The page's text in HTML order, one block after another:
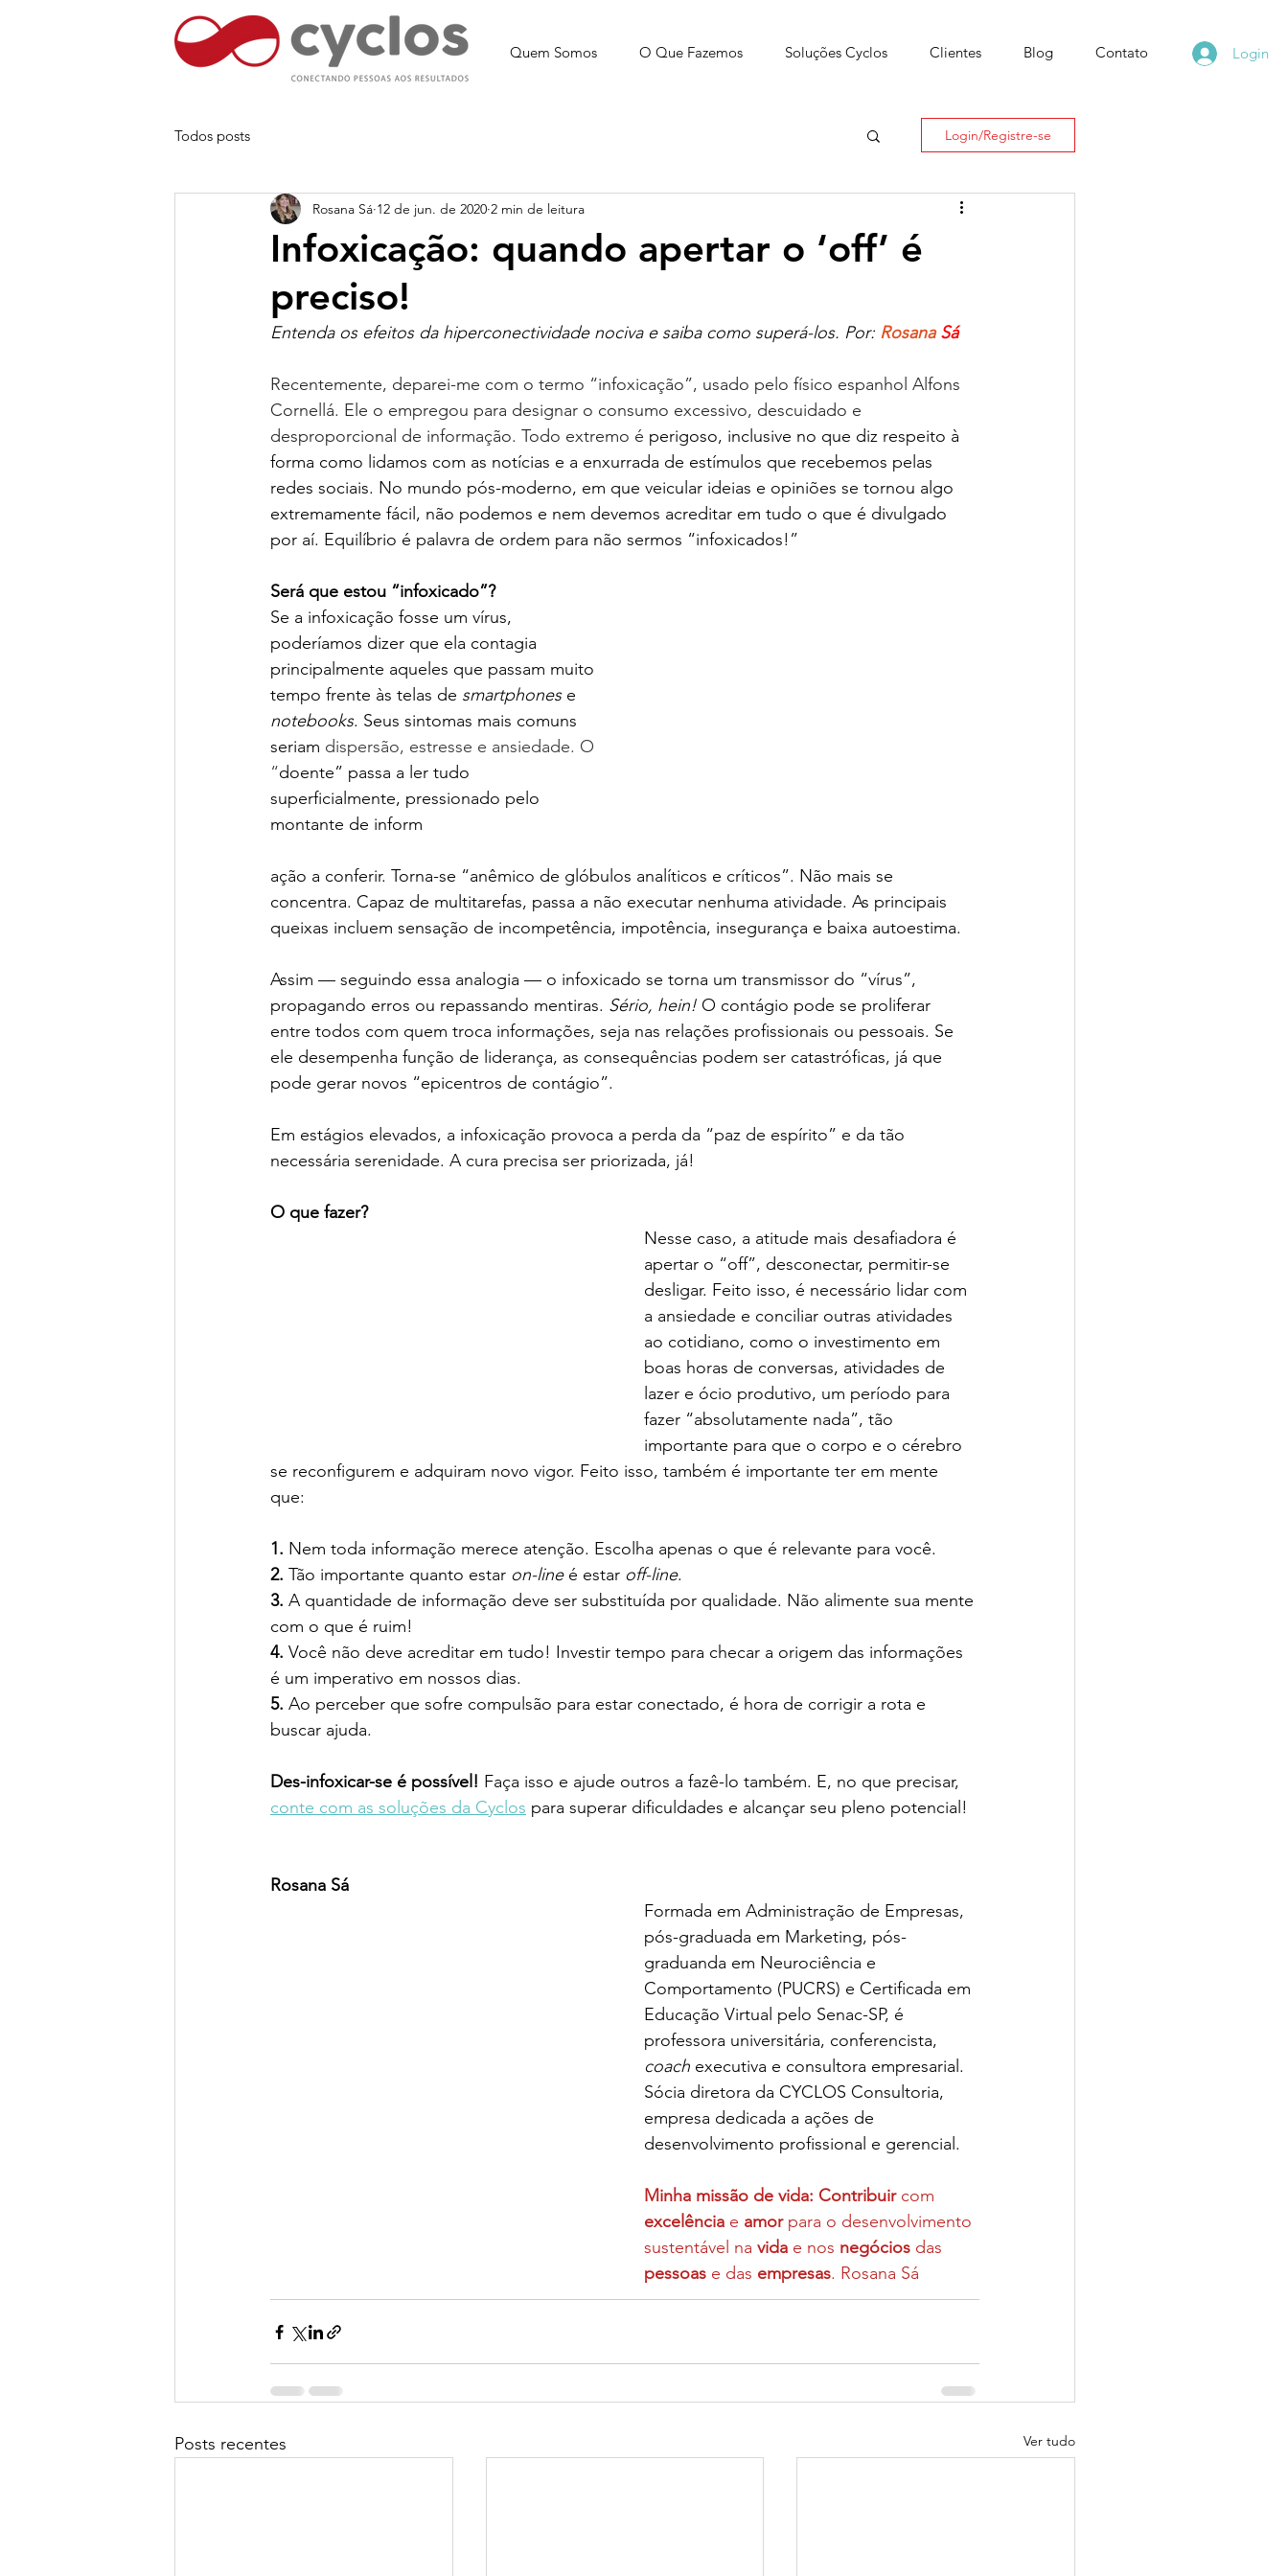
Quem Somos O Que Fazemos Soluções Cyclos Clientes Blog Contato Login
Todos posts Login/Registre-se
Infoxicação: quando apertar o ‘off’ é
preciso!
Rosana Sá 12 de jun. de 2020 2 min de leitura
Entenda os efeitos da hiperconectividade nociva e saiba como superá-los. Por: Rosana Sá
Recentemente, deparei-me com o termo “infoxicação”, usado pelo físico espanhol Alfons
Cornellá. Ele o empregou para designar o consumo excessivo, descuidado e
desproporcional de informação. Todo extremo é perigoso, inclusive no que diz respeito à
forma como lidamos com as notícias e a enxurrada de estímulos que recebemos pelas
redes sociais. No mundo pós-moderno, em que veicular ideias e opiniões se tornou algo
extremamente fácil, não podemos e nem devemos acreditar em tudo o que é divulgado
por aí. Equilíbrio é palavra de ordem para não sermos “infoxicados!”
Será que estou “infoxicado”?
Se a infoxicação fosse um vírus,
poderíamos dizer que ela contagia
principalmente aqueles que passam muito
tempo frente às telas de smartphones e
notebooks. Seus sintomas mais comuns
seriam dispersão, estresse e ansiedade. O
“doente” passa a ler tudo
superficialmente, pressionado pelo
montante de inform
ação a conferir. Torna-se “anêmico de glóbulos analíticos e críticos”. Não mais se
concentra. Capaz de multitarefas, passa a não executar nenhuma atividade. As principais
queixas incluem sensação de incompetência, impotência, insegurança e baixa autoestima.
Assim — seguindo essa analogia — o infoxicado se torna um transmissor do “vírus”,
propagando erros ou repassando mentiras. Sério, hein! O contágio pode se proliferar
entre todos com quem troca informações, seja nas relações profissionais ou pessoais. Se
ele desempenha função de liderança, as consequências podem ser catastróficas, já que
pode gerar novos “epicentros de contágio”.
Em estágios elevados, a infoxicação provoca a perda da “paz de espírito” e da tão
necessária serenidade. A cura precisa ser priorizada, já!
O que fazer?
Nesse caso, a atitude mais desafiadora é
apertar o “off”, desconectar, permitir-se
desligar. Feito isso, é necessário lidar com
a ansiedade e conciliar outras atividades
ao cotidiano, como o investimento em
boas horas de conversas, atividades de
lazer e ócio produtivo, um período para
fazer “absolutamente nada”, tão
importante para que o corpo e o cérebro
se reconfigurem e adquiram novo vigor. Feito isso, também é importante ter em mente
que:
1. Nem toda informação merece atenção. Escolha apenas o que é relevante para você.
2. Tão importante quanto estar on-line é estar off-line.
3. A quantidade de informação deve ser substituída por qualidade. Não alimente sua mente
com o que é ruim!
4. Você não deve acreditar em tudo! Investir tempo para checar a origem das informações
é um imperativo em nossos dias.
5. Ao perceber que sofre compulsão para estar conectado, é hora de corrigir a rota e
buscar ajuda.
Des-infoxicar-se é possível! Faça isso e ajude outros a fazê-lo também. E, no que precisar,
conte com as soluções da Cyclos para superar dificuldades e alcançar seu pleno potencial!
Rosana Sá
Formada em Administração de Empresas,
pós-graduada em Marketing, pós-
graduanda em Neurociência e
Comportamento (PUCRS) e Certificada em
Educação Virtual pelo Senac-SP, é
professora universitária, conferencista,
coach executiva e consultora empresarial.
Sócia diretora da CYCLOS Consultoria,
empresa dedicada a ações de
desenvolvimento profissional e gerencial.
Minha missão de vida: Contribuir com
excelência e amor para o desenvolvimento
sustentável na vida e nos negócios das
pessoas e das empresas. Rosana Sá
Posts recentes Ver tudo